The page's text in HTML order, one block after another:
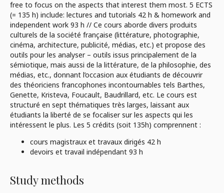
free to focus on the aspects that interest them most. 5 ECTS
(= 135 h) include: lectures and tutorials 42 h & homework and
independent work 93 h // Ce cours aborde divers produits
culturels de la société française (littérature, photographie,
cinéma, architecture, publicité, médias, etc.) et propose des
outils pour les analyser – outils issus principalement de la
sémiotique, mais aussi de la littérature, de la philosophie, des
médias, etc., donnant l’occasion aux étudiants de découvrir
des théoriciens francophones incontournables tels Barthes,
Genette, Kristeva, Foucault, Baudrillard, etc. Le cours est
structuré en sept thématiques très larges, laissant aux
étudiants la liberté de se focaliser sur les aspects qui les
intéressent le plus. Les 5 crédits (soit 135h) comprennent :
cours magistraux et travaux dirigés 42 h
devoirs et travail indépendant 93 h
Study methods